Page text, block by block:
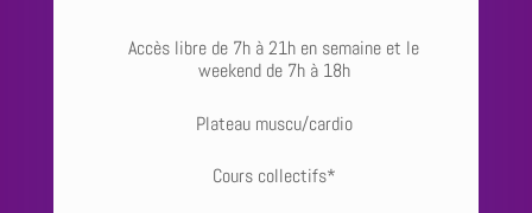
Accès libre de 7h à 21h en semaine et le
weekend de 7h à 18h
Plateau muscu/cardio
Cours collectifs*